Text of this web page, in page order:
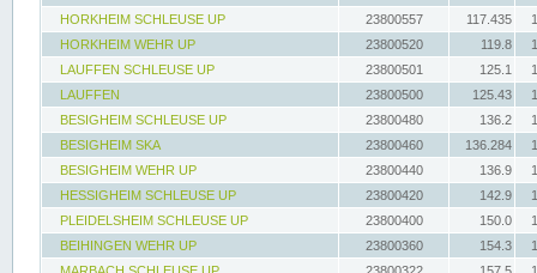
HORKHEIM SCHLEUSE UP
23800557 117.435
HORKHEIM WEHR UP
23800520 119.8
LAUFFEN SCHLEUSE UP
23800501 125.1
LAUFFEN
23800500 125.43
BESIGHEIM SCHLEUSE UP
23800480 136.2
BESIGHEIM SKA
23800460 136.284
BESIGHEIM WEHR UP
23800440 136.9
HESSIGHEIM SCHLEUSE UP
23800420 142.9
PLEIDELSHEIM SCHLEUSE UP
23800400 150.0
BEIHINGEN WEHR UP
23800360 154.3